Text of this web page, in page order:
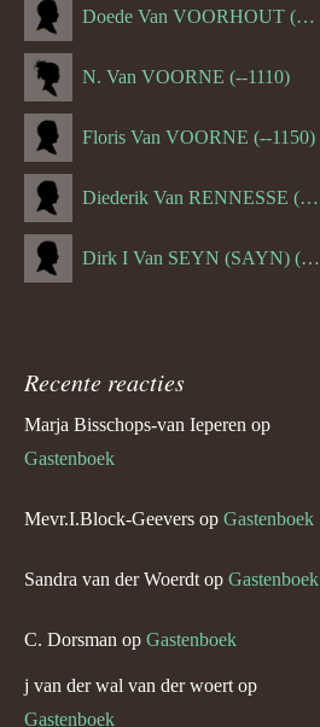
Doede Van VOORHOUT (Van FORNEHOLT) (--1101)
N. Van VOORNE (--1110)
Floris Van VOORNE (--1150)
Diederik Van RENNESSE (--1144)
Dirk I Van SEYN (SAYN) (--1120)
Recente reacties
Marja Bisschops-van Ieperen op
Gastenboek
Mevr.I.Block-Geevers op Gastenboek
Sandra van der Woerdt op Gastenboek
C. Dorsman op Gastenboek
j van der wal van der woert op
Gastenboek